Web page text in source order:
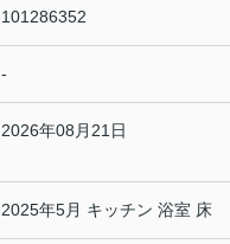
101286352
-
2026年08月21日
2025年5月 キッチン 浴室 床